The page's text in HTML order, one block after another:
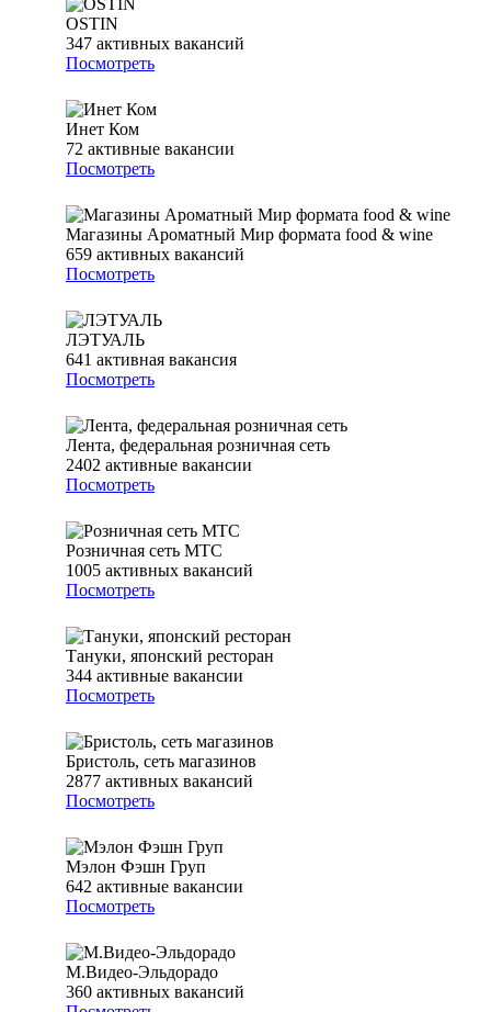
OSTIN
347 активных вакансий
Посмотреть
Инет Ком
72 активные вакансии
Посмотреть
Магазины Ароматный Мир формата food & wine
659 активных вакансий
Посмотреть
ЛЭТУАЛЬ
641 активная вакансия
Посмотреть
Лента, федеральная розничная сеть
2402 активные вакансии
Посмотреть
Розничная сеть МТС
1005 активных вакансий
Посмотреть
Тануки, японский ресторан
344 активные вакансии
Посмотреть
Бристоль, сеть магазинов
2877 активных вакансий
Посмотреть
Мэлон Фэшн Груп
642 активные вакансии
Посмотреть
М.Видео-Эльдорадо
360 активных вакансий